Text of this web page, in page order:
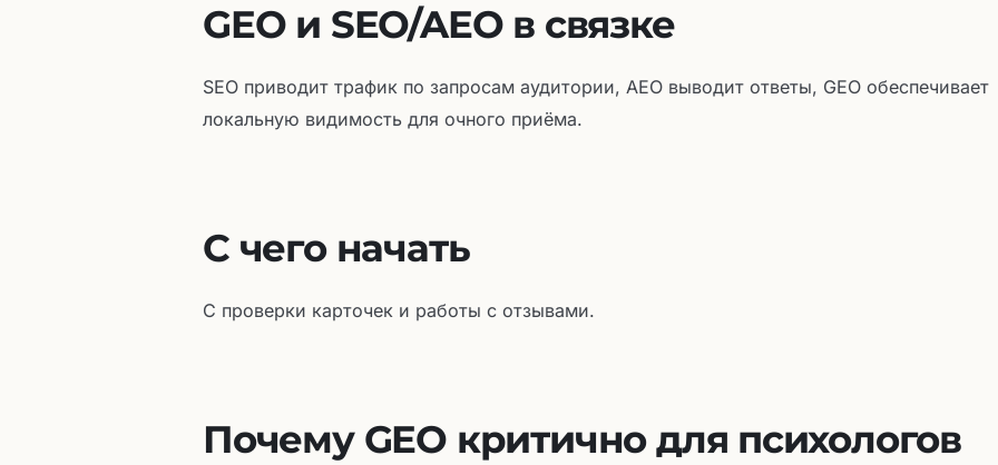
GEO и SEO/AEO в связке
SEO приводит трафик по запросам аудитории, AEO выводит ответы, GEO обеспечивает
локальную видимость для очного приёма.
С чего начать
С проверки карточек и работы с отзывами.
Почему GEO критично для психологов